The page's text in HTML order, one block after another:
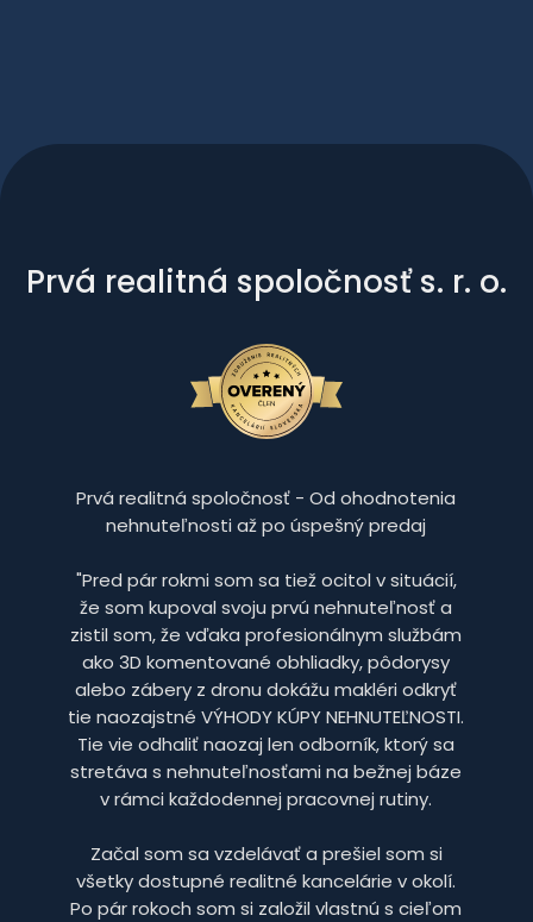
Prvá realitná spoločnosť s. r. o.
Prvá realitná spoločnosť - Od ohodnotenia
nehnuteľnosti až po úspešný predaj
"Pred pár rokmi som sa tiež ocitol v situácií,
že som kupoval svoju prvú nehnuteľnosť a
zistil som, že vďaka profesionálnym službám
ako 3D komentované obhliadky, pôdorysy
alebo zábery z dronu dokážu makléri odkryť
tie naozajstné VÝHODY KÚPY NEHNUTEĽNOSTI.
Tie vie odhaliť naozaj len odborník, ktorý sa
stretáva s nehnuteľnosťami na bežnej báze
v rámci každodennej pracovnej rutiny.
Začal som sa vzdelávať a prešiel som si
všetky dostupné realitné kancelárie v okolí.
Po pár rokoch som si založil vlastnú s cieľom